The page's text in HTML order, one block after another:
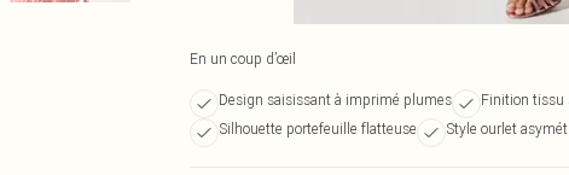
En un coup d’œil
Design saisissant à imprimé plumes Finition tissu
Silhouette portefeuille flatteuse
Style ourlet